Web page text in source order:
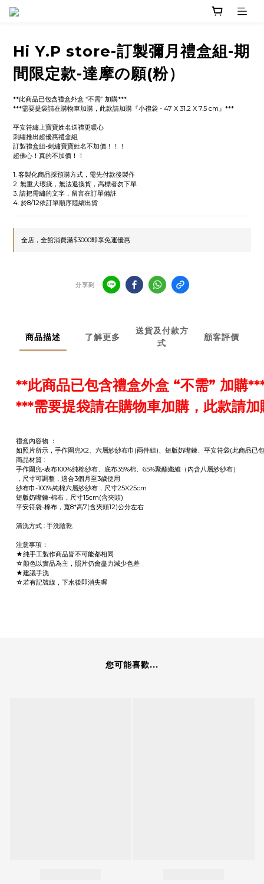
Hi Y.P store-訂製彌月禮盒組-期
間限定款-達摩の願(粉）
**此商品已包含禮盒外盒 “不需” 加購***
***需要提袋請在購物車加購，此款請加購『小禮袋 - 47 X 31.2 X 7.5 cm』***
平安符繡上寶寶姓名送禮更暖心
刺繡推出超優惠禮盒組
訂製禮盒組-刺繡寶寶姓名不加價！！！
超佛心！真的不加價！！
1. 客製化商品採預購方式，需先付款後製作
2. 無重大瑕疵，無法退換貨，高標者勿下單
3. 請把需繡的文字，留言在訂單備註
4. 於8/12依訂單順序陸續出貨
全店，全館消費滿$3000即享免運優惠
分享到
商品描述 了解更多
送貨及付款方
式
顧客評價
**此商品已包含禮盒外盒 “不需” 加購
***需要提袋請在購物車加購，此款請
禮盒內容物 ：
如照片所示，手作圍兜X2、六層紗紗布巾(兩件組)、短版奶嘴鍊、平安符袋(此商品已
商品材質 :
手作圍兜-表布100%純棉紗布、底布35%棉、65%聚酯纖維（內含八層紗紗布）
，尺寸可調整，適合3個月至3歲使用
紗布巾-100%純棉六層紗紗布，尺寸25X25cm
短版奶嘴鍊-棉布，尺寸15cm(含夾頭)
平安符袋-棉布，寬8*高7(含夾頭12)公分左右
清洗方式 : 手洗陰乾
注意事項：
★純手工製作商品皆不可能都相同
☆顏色以實品為主，照片仍會盡力減少色差
★建議手洗
☆若有記號線，下水後即消失喔
您可能喜歡...